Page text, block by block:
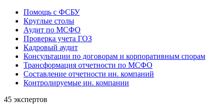
Помощь с ФСБУ
Круглые столы
Аудит по МСФО
Проверка учета ГОЗ
Кадровый аудит
Консультации по договорам и корпоративным спорам
Трансформация отчетности по МСФО
Составление отчетности ин. компаний
Контролируемые ин. компании
45 экспертов